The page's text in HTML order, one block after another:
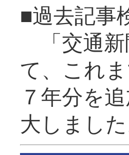
■過去記事
「交通
て、これ
７年分を
大し